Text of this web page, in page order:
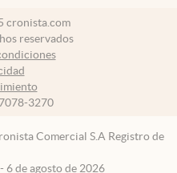
cronista.com
reservados
3270
Comercial S.A Registro de
6 de agosto de 2026